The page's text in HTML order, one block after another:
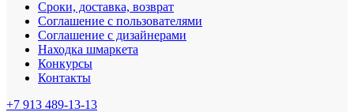
Сроки, доставка, возврат
Соглашение с пользователями
Соглашение с дизайнерами
Находка шмаркета
Конкурсы
Контакты
+7 913 489-13-13